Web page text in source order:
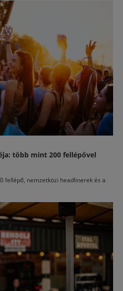
több mint 200 fellépővel
fellépő, nemzetközi headlinerek és a